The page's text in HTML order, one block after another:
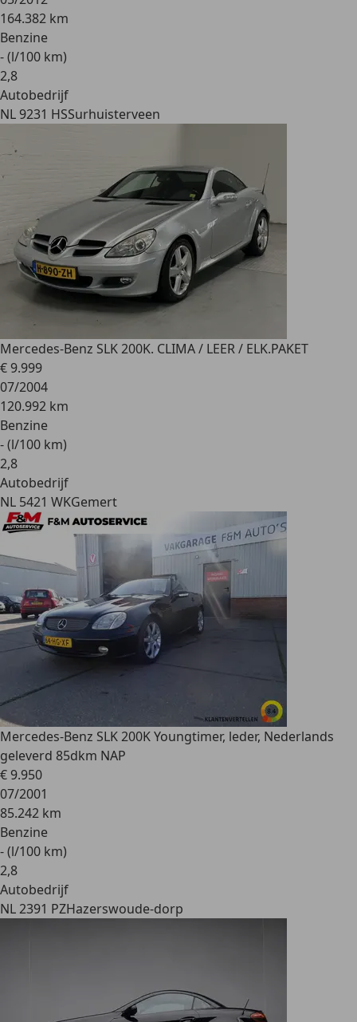
164.382 km
Benzine
- (l/100 km)
2,8
Autobedrijf
NL 9231 HSSurhuisterveen
Mercedes-Benz SLK 200K. CLIMA / LEER / ELK.PAKET
€ 9.999
07/2004
120.992 km
Benzine
- (l/100 km)
2,8
Autobedrijf
NL 5421 WKGemert
Mercedes-Benz SLK 200K Youngtimer, leder, Nederlands
geleverd 85dkm NAP
€ 9.950
07/2001
85.242 km
Benzine
- (l/100 km)
2,8
Autobedrijf
NL 2391 PZHazerswoude-dorp